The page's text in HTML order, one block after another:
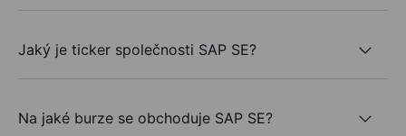
Jaký je ticker společnosti SAP SE?
Na jaké burze se obchoduje SAP SE?